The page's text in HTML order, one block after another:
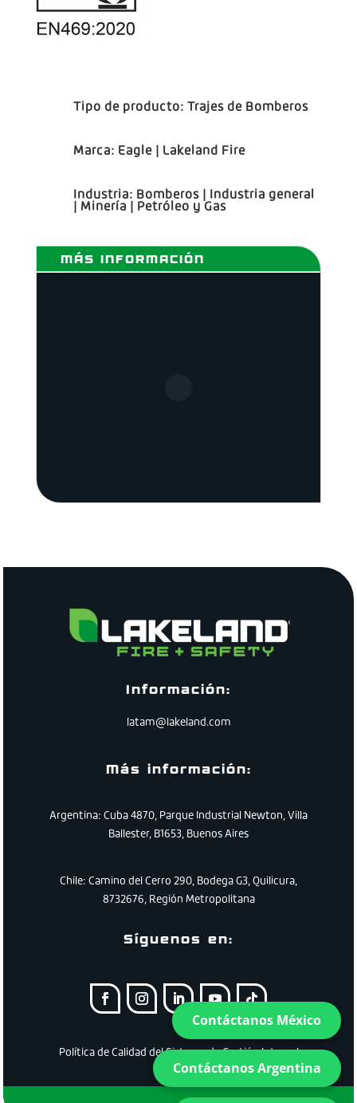
Tipo de producto: Trajes de Bomberos
Marca: Eagle| Lakeland Fire
Industria: Bomberos| Industria general
Minería Petróleo y Gas
MÁS INFORMACIÓN
Información:
latam@lakeland.com
Más información:
Argentina: Cuba 4870, Parque Industrial Newton, Villa
Ballester, B1653, Buenos Aires
Chile: Camino del Cerro 290, Bodega G3, Quilicura,
8732676, Región Metropolitana
Síguenos en:
Política de Calidad del Sistema de Gestión Integral
Contáctanos Argentina
Contáctanos México